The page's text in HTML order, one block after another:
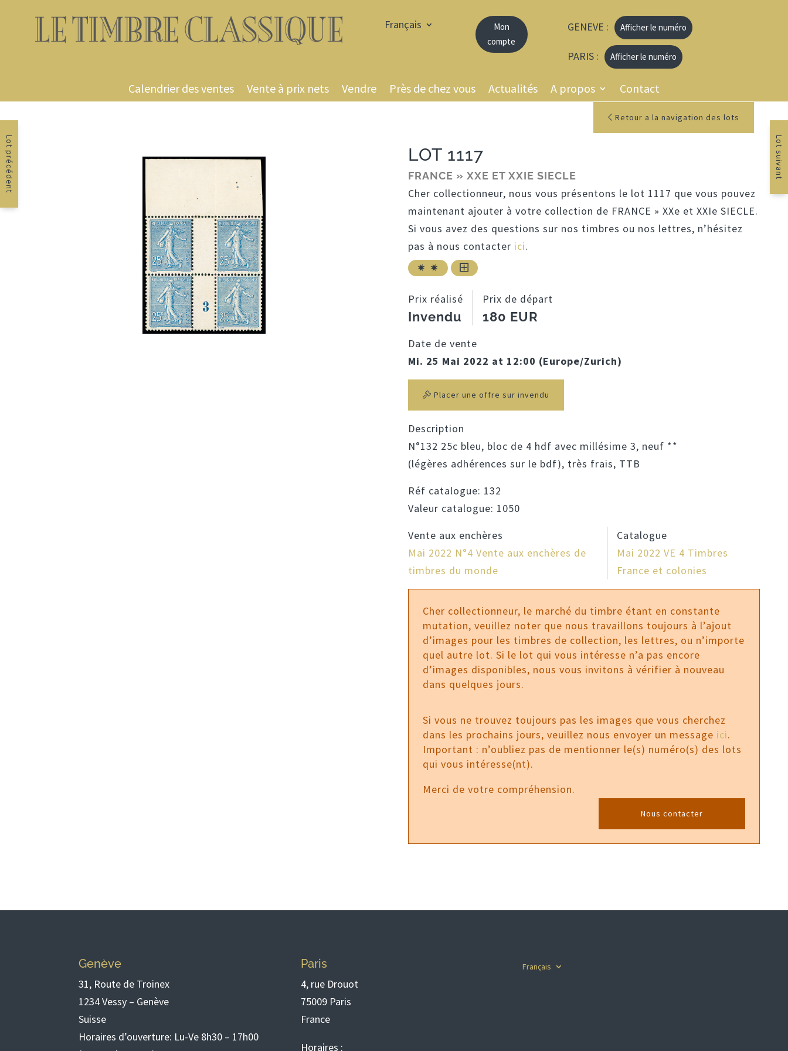
Français
Mon
compte
GENEVE : Afficher le numéro
PARIS : Afficher le numéro
Calendrier des ventes Vente à prix nets Vendre Près de chez vous Actualités A propos Contact
Retour a la navigation des lots
Lot précédent Lot suivant
LOT 1117
FRANCE » XXE ET XXIE SIECLE
Cher collectionneur, nous vous présentons le lot 1117 que vous pouvez
maintenant ajouter à votre collection de FRANCE » XXe et XXIe SIECLE.
Si vous avez des questions sur nos timbres ou nos lettres, n’hésitez
pas à nous contacter ici.
Prix réalisé
Invendu
Prix de départ
180 EUR
Date de vente
Mi. 25 Mai 2022 at 12:00 (Europe/Zurich)
Placer une offre sur invendu
Description
N°132 25c bleu, bloc de 4 hdf avec millésime 3, neuf **
(légères adhérences sur le bdf), très frais, TTB
Réf catalogue: 132
Valeur catalogue: 1050
Vente aux enchères
Mai 2022 N°4 Vente aux enchères de
timbres du monde
Catalogue
Mai 2022 VE 4 Timbres
France et colonies
Cher collectionneur, le marché du timbre étant en constante
mutation, veuillez noter que nous travaillons toujours à l’ajout
d’images pour les timbres de collection, les lettres, ou n’importe
quel autre lot. Si le lot qui vous intéresse n’a pas encore
d’images disponibles, nous vous invitons à vérifier à nouveau
dans quelques jours.
Si vous ne trouvez toujours pas les images que vous cherchez
dans les prochains jours, veuillez nous envoyer un message ici.
Important : n’oubliez pas de mentionner le(s) numéro(s) des lots
qui vous intéresse(nt).
Merci de votre compréhension.
Nous contacter
Genève
31, Route de Troinex
1234 Vessy – Genève
Suisse
Horaires d’ouverture: Lu-Ve 8h30 – 17h00
Paris
4, rue Drouot
75009 Paris
France
Horaires :
Français